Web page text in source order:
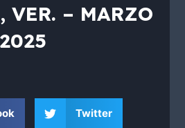
VER. – MARZO
2025
Twitter